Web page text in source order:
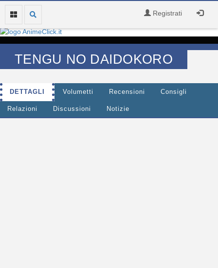
Registrati
TENGU NO DAIDOKORO
DETTAGLI Volumetti Recensioni Consigli
Relazioni Discussioni Notizie